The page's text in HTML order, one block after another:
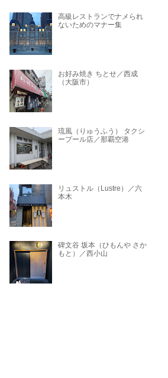
高級レストランでナメられ
ないためのマナー集
お好み焼き ちとせ／西成
（大阪市）
琉風（りゅうふう） タクシ
ープール店／那覇空港
リュストル（Lustre）／六
本木
碑文谷 坂本（ひもんや さか
もと）／西小山